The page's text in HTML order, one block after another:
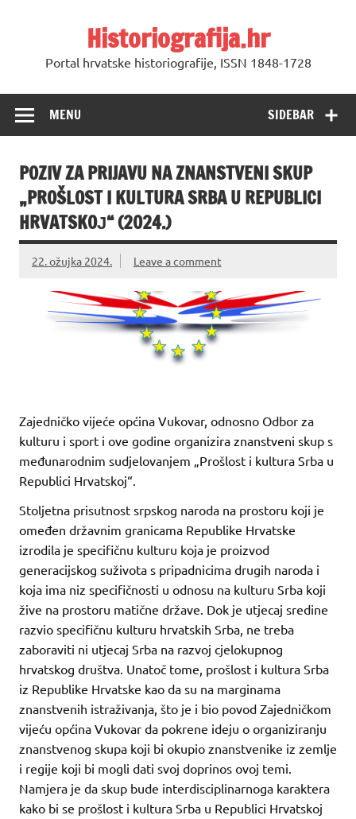
Historiografija.hr
Portal hrvatske historiografije, ISSN 1848-1728
SIDEBAR
MENU
POZIV ZA PRIJAVU NA ZNANSTVENI SKUP
„PROŠLOST I KULTURA SRBA U REPUBLICI
HRVATSKOЈ“ (2024.)
22. ožujka 2024. Leave a comment
Zajedničko vijeće općina Vukovar, odnosno Odbor za
kulturu i sport i ove godine organizira znanstveni skup s
međunarodnim sudjelovanjem „Prošlost i kultura Srba u
Republici Hrvatskoj“.
Stoljetna prisutnost srpskog naroda na prostoru koji je
omeđen državnim granicama Republike Hrvatske
izrodila je specifičnu kulturu koja je proizvod
generacijskog suživota s pripadnicima drugih naroda i
koja ima niz specifičnosti u odnosu na kulturu Srba koji
žive na prostoru matične države. Dok je utjecaj sredine
razvio specifičnu kulturu hrvatskih Srba, ne treba
zaboraviti ni utjecaj Srba na razvoj cjelokupnog
hrvatskog društva. Unatoč tome, prošlost i kultura Srba
iz Republike Hrvatske kao da su na marginama
znanstvenih istraživanja, što je i bio povod Zajedničkom
vijeću općina Vukovar da pokrene ideju o organiziranju
znanstvenog skupa koji bi okupio znanstvenike iz zemlje
i regije koji bi mogli dati svoj doprinos ovoj temi.
Namjera je da skup bude interdisciplinarnoga karaktera
kako bi se prošlost i kultura Srba u Republici Hrvatskoj